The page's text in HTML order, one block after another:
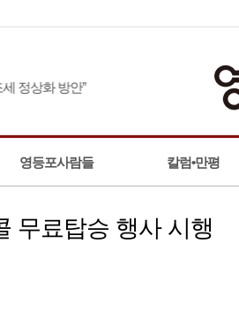
방안”
영등포사람들 칼럼•만평
무료탑승 행사 시행